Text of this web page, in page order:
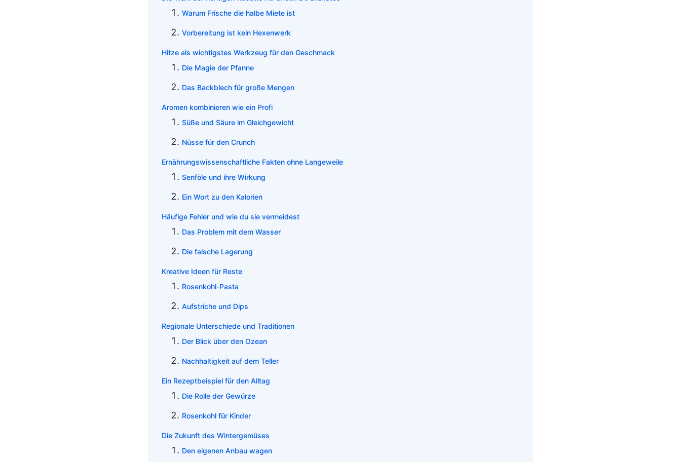
Warum Frische die halbe Miete ist
Vorbereitung ist kein Hexenwerk
Hitze als wichtigstes Werkzeug für den Geschmack
Die Magie der Pfanne
Das Backblech für große Mengen
Aromen kombinieren wie ein Profi
Süße und Säure im Gleichgewicht
Nüsse für den Crunch
Ernährungswissenschaftliche Fakten ohne Langeweile
Senföle und ihre Wirkung
Ein Wort zu den Kalorien
Häufige Fehler und wie du sie vermeidest
Das Problem mit dem Wasser
Die falsche Lagerung
Kreative Ideen für Reste
Rosenkohl-Pasta
Aufstriche und Dips
Regionale Unterschiede und Traditionen
Der Blick über den Ozean
Nachhaltigkeit auf dem Teller
Ein Rezeptbeispiel für den Alltag
Die Rolle der Gewürze
Rosenkohl für Kinder
Die Zukunft des Wintergemüses
Den eigenen Anbau wagen